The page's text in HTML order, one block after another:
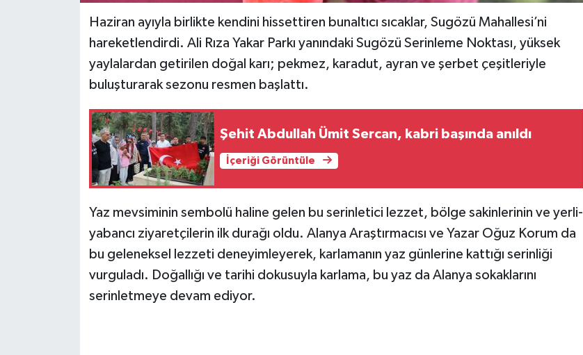
Haziran ayıyla birlikte kendini hissettiren bunaltıcı sıcaklar, Sugözü Mahallesi’ni
hareketlendirdi. Ali Rıza Yakar Parkı yanındaki Sugözü Serinleme Noktası, yüksek
yaylalardan getirilen doğal karı; pekmez, karadut, ayran ve şerbet çeşitleriyle
buluşturarak sezonu resmen başlattı.
Şehit Abdullah Ümit Sercan, kabri başında anıldı
İçeriği Görüntüle
Yaz mevsiminin sembolü haline gelen bu serinletici lezzet, bölge sakinlerinin ve yerli-
yabancı ziyaretçilerin ilk durağı oldu. Alanya Araştırmacısı ve Yazar Oğuz Korum da
bu geleneksel lezzeti deneyimleyerek, karlamanın yaz günlerine kattığı serinliği
vurguladı. Doğallığı ve tarihi dokusuyla karlama, bu yaz da Alanya sokaklarını
serinletmeye devam ediyor.